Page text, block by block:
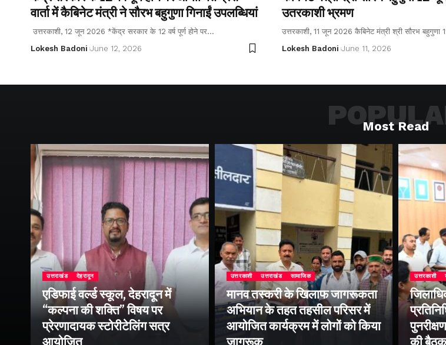
वार्ता में कैबिनेट मंत्री ने सौरभ बहुगुणा गिनाईं उपलब्धियां
उत्तरकाशी, 12 जून 2026 *केंद्र सरकार के 12 वर्ष पूर्ण होने पर…
Lokesh Badoni June 12, 2026
उतरकाशी भ्रमण
उत्तरकाशी, 11 जून 2026 कैबिनेट मंत्री श्री सौरभ
Lokesh Badoni June 11, 2026
Most Read
उत्तराखंड देहरादून
एडिफाई वर्ल्ड स्कूल, देहरादून में
“कल्पना की शक्ति” विषय पर
प्रेरणादायक स्टोरीटेलिंग सत्र
उत्तरकाशी उत्तराखंड सामाजिक
मानव तस्करी के खिलाफ जागरूकता
अभियान के तहत तहसील परिसर में
आयोजित कार्यक्रम में लोगों को किया
उत्तरकाशी